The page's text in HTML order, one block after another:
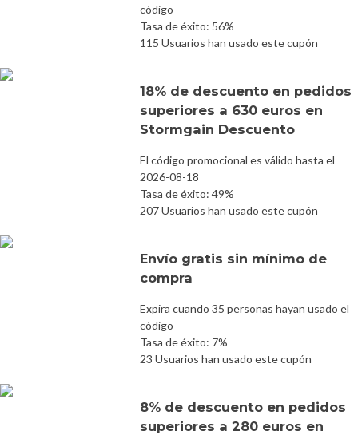
código
Tasa de éxito: 56%
115 Usuarios han usado este cupón
18% de descuento en pedidos
superiores a 630 euros en
Stormgain Descuento
El código promocional es válido hasta el
2026-08-18
Tasa de éxito: 49%
207 Usuarios han usado este cupón
Envío gratis sin mínimo de
compra
Expira cuando 35 personas hayan usado el
código
Tasa de éxito: 7%
23 Usuarios han usado este cupón
8% de descuento en pedidos
superiores a 280 euros en